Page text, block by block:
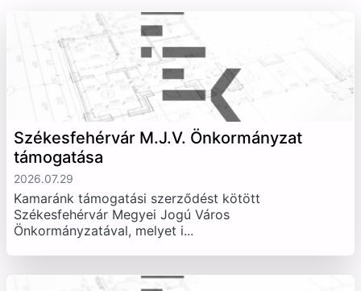
Székesfehérvár M.J.V. Önkormányzat
támogatása
2026.07.29
Kamaránk támogatási szerződést kötött
Székesfehérvár Megyei Jogú Város
Önkormányzatával, melyet i...